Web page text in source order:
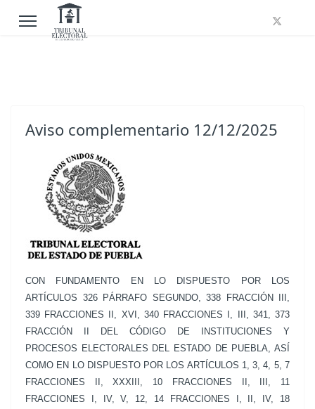
Aviso complementario 12/12/2025
CON FUNDAMENTO EN LO DISPUESTO POR LOS
ARTÍCULOS 326 PÁRRAFO SEGUNDO, 338 FRACCIÓN III,
339 FRACCIONES II, XVI, 340 FRACCIONES I, III, 341, 373
FRACCIÓN II DEL CÓDIGO DE INSTITUCIONES Y
PROCESOS ELECTORALES DEL ESTADO DE PUEBLA, ASÍ
COMO EN LO DISPUESTO POR LOS ARTÍCULOS 1, 3, 4, 5, 7
FRACCIONES II, XXXIII, 10 FRACCIONES II, III, 11
FRACCIONES I, IV, V, 12, 14 FRACCIONES I, II, IV, 18